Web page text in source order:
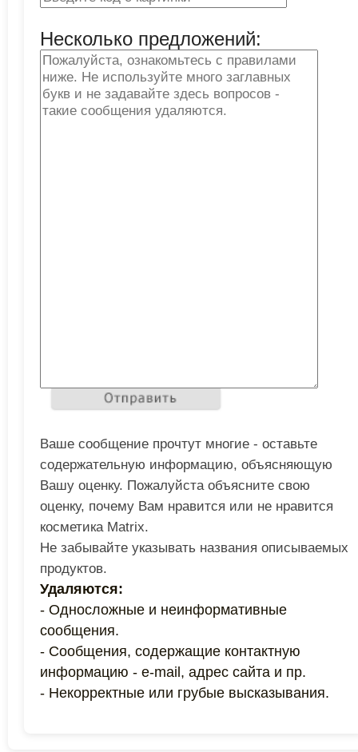
Несколько предложений:
Ваше сообщение прочтут многие - оставьте
содержательную информацию, объясняющую
Вашу оценку. Пожалуйста объясните свою
оценку, почему Вам нравится или не нравится
косметика Matrix.
Не забывайте указывать названия описываемых
продуктов.
Удаляются:
- Односложные и неинформативные
сообщения.
- Сообщения, содержащие контактную
информацию - e-mail, адрес сайта и пр.
- Некорректные или грубые высказывания.